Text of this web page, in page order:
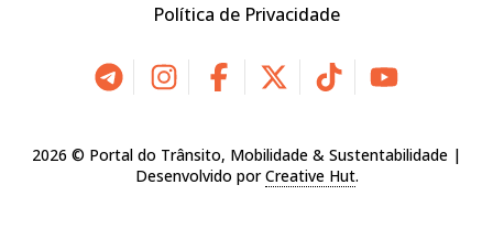
Política de Privacidade
2026 © Portal do Trânsito, Mobilidade & Sustentabilidade |
Desenvolvido porCreative Hut.